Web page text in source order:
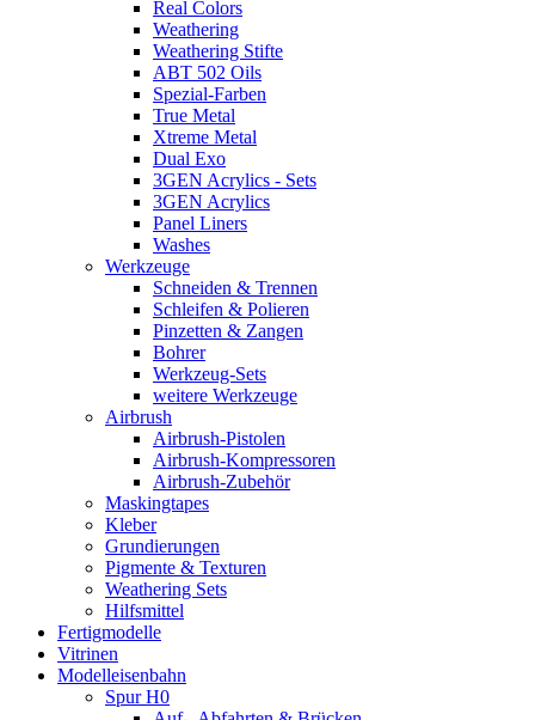
Real Colors
Weathering
Weathering Stifte
ABT 502 Oils
Spezial-Farben
True Metal
Xtreme Metal
Dual Exo
3GEN Acrylics - Sets
3GEN Acrylics
Panel Liners
Washes
Werkzeuge
Schneiden & Trennen
Schleifen & Polieren
Pinzetten & Zangen
Bohrer
Werkzeug-Sets
weitere Werkzeuge
Airbrush
Airbrush-Pistolen
Airbrush-Kompressoren
Airbrush-Zubehör
Maskingtapes
Kleber
Grundierungen
Pigmente & Texturen
Weathering Sets
Hilfsmittel
Fertigmodelle
Vitrinen
Modelleisenbahn
Spur H0